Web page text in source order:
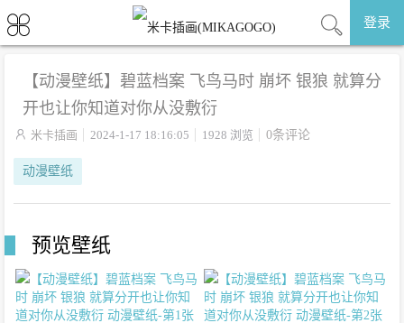
登录
【动漫壁纸】碧蓝档案 飞鸟马时 崩坏 银狼 就算分
开也让你知道对你从没敷衍
 米卡插画 2024-1-17 18:16:05 1928 浏览 0条评论
动漫壁纸
预览壁纸